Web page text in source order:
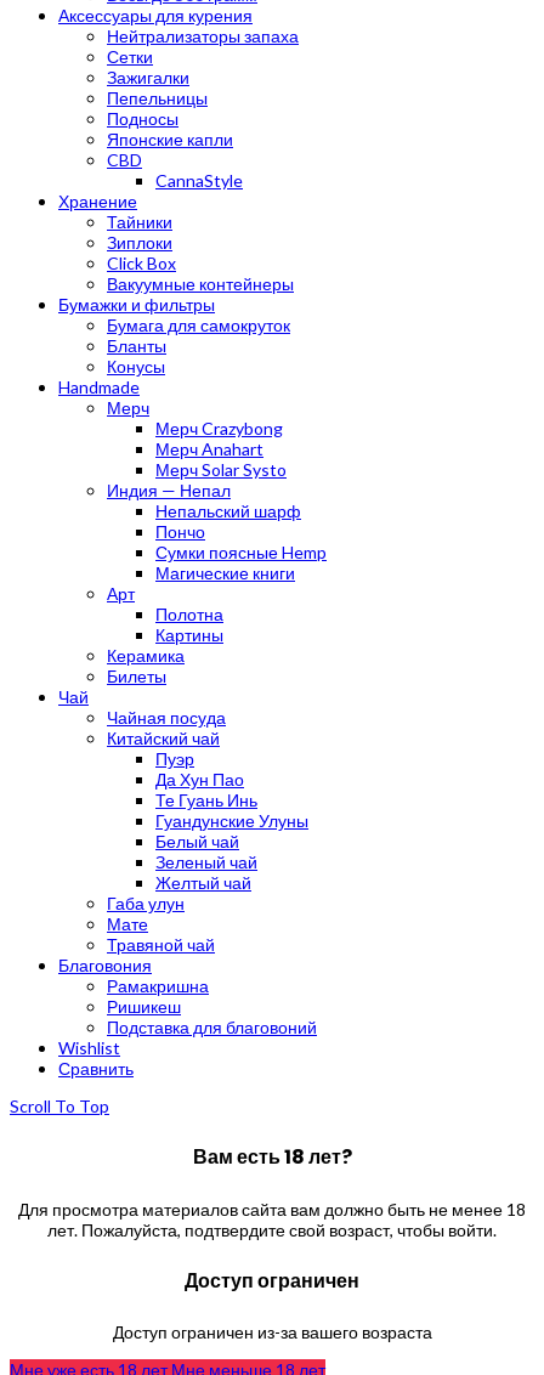
Аксессуары для курения
Нейтрализаторы запаха
Сетки
Зажигалки
Пепельницы
Подносы
Японские капли
CBD
CannaStyle
Хранение
Тайники
Зиплоки
Click Box
Вакуумные контейнеры
Бумажки и фильтры
Бумага для самокруток
Бланты
Конусы
Handmade
Мерч
Мерч Crazybong
Мерч Anahart
Мерч Solar Systo
Индия — Непал
Непальский шарф
Пончо
Сумки поясные Hemp
Магические книги
Арт
Полотна
Картины
Керамика
Билеты
Чай
Чайная посуда
Китайский чай
Пуэр
Да Хун Пао
Те Гуань Инь
Гуандунские Улуны
Белый чай
Зеленый чай
Желтый чай
Габа улун
Мате
Травяной чай
Благовония
Рамакришна
Ришикеш
Подставка для благовоний
Wishlist
Сравнить
Scroll To Top
Вам есть 18 лет?
Для просмотра материалов сайта вам должно быть не менее 18
лет. Пожалуйста, подтвердите свой возраст, чтобы войти.
Доступ ограничен
Доступ ограничен из-за вашего возраста
Мне уже есть 18 летМне меньше 18 лет